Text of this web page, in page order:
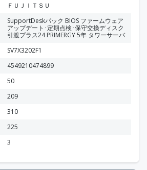
ＦＵＪＩＴＳＵ
SupportDeskパック BIOS ファームウェア
アップデート･定期点検･保守交換ディスク
引渡プラス24 PRIMERGY 5年 タワーサーバ
SV7X3202F1
4549210474899
50
209
310
225
3